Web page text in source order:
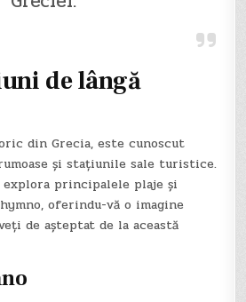
de lângă
din Grecia, este cunoscut
și stațiunile sale turistice.
principalele plaje și
oferindu-vă o imagine
de așteptat de la această